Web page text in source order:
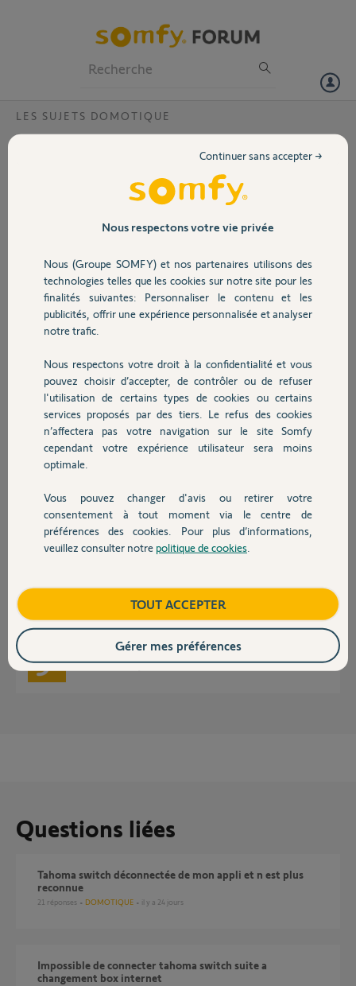
Volet
Sécurité
Domotique
Chauffage
Autres produits
Devis avec un pro
Contact
LES SUJETS DOMOTIQUE
Connexion Web Tahoma mot de passe pas
Bonjour,
Avec somfy-connect sur
MAC j'ai une erreur
passe pas reconnu
mon Iphone je n'ai pas
de problème.
Ma box a été activée et j'ai essayé de changé mon mot de passe.
Code PIN:2010-1992-8675
Merci,
Pierre-Yves N.
il y a environ 4 ans
Participer au fil de discussion
Réponses
Bonne journée,
Gaëlle B. il y a environ 4 ans
Questions liées
Tahoma switch déconnectée de mon appli et n est plus
reconnue
21 réponses DOMOTIQUE il y a 24 jours
Impossible de connecter tahoma switch suite a
changement box internet
Nous respectons votre vie privée
Nous (Groupe SOMFY) et nos partenaires utilisons des
technologies telles que les cookies sur notre site pour les
finalités suivantes: Personnaliser le contenu et les
publicités, offrir une expérience personnalisée et analyser
notre trafic.
Nous respectons votre droit à la confidentialité et vous
pouvez choisir d’accepter, de contrôler ou de refuser
l'utilisation de certains types de cookies ou certains
services proposés par des tiers. Le refus des cookies
n’affectera pas votre navigation sur le site Somfy
cependant votre expérience utilisateur sera moins
optimale.
Vous pouvez changer d'avis ou retirer votre
consentement à tout moment via le centre de
préférences des cookies. Pour plus d’informations,
veuillez consulter notre politique de cookies
Continuer sans accepter →
TOUT ACCEPTER
Gérer mes préférences